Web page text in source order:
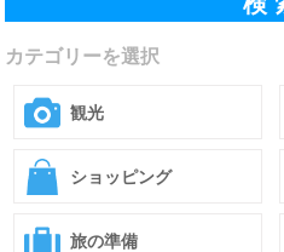
カテゴリーを選択
観光
ショッピング
旅の準備